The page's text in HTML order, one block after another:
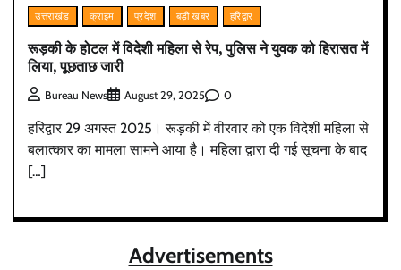
उत्तराखंड क्राइम प्रदेश बड़ी खबर हरिद्वार
रूड़की के होटल में विदेशी महिला से रेप, पुलिस ने युवक को हिरासत में
लिया, पूछताछ जारी
Bureau News August 29, 2025 0
हरिद्वार 29 अगस्त 2025। रूड़की में वीरवार को एक विदेशी महिला से
बलात्कार का मामला सामने आया है। महिला द्वारा दी गई सूचना के बाद
[…]
Advertisements